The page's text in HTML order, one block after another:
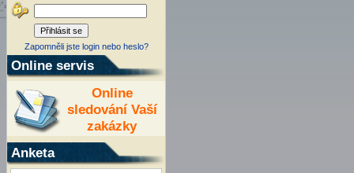
Zapomněli jste login nebo heslo?
Online servis
Online
sledování Vaší
zakázky
Anketa